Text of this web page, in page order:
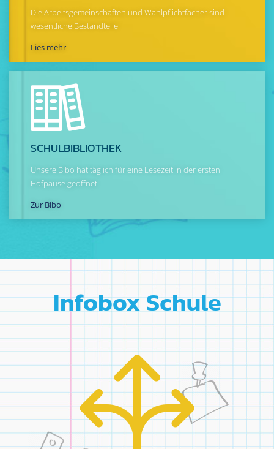
Die Arbeitsgemeinschaften und Wahlpflichtfächer sind
wesentliche Bestandteile.
Lies mehr
SCHUL­BIBLIOTHEK
Unsere Bibo hat täglich für eine Lesezeit in der ersten
Hofpause geöffnet.
Zur Bibo
Infobox Schule